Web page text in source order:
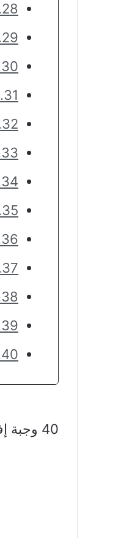
28. خبز البيتا مع الحمص والخضار:
29. عصيدة الحليب مع الشوفان والتوت:
30. سندويش تونة مع الخضروات:
31. كوب الزبادي مع بذور الشيا والعسل:
32. عصير البروتين بالتمر:
33. كرواسون بالجبن والخضروات:
34. سلطة السبانخ مع الأفوكادو والبيض:
35. عصير الفواكه المشكل:
36. توست الجبن والعسل:
37. كريب الموز وزبدة الفول السوداني:
38. فطائر الشوفان والتفاح:
39. ساندوتش الجبن والطماطم:
40. سلطة الفواكه بالعسل والليمون:
40 وجبة إفطار متنوعة تحتوي على عناصر غذائية مختلفة ومتوازنة